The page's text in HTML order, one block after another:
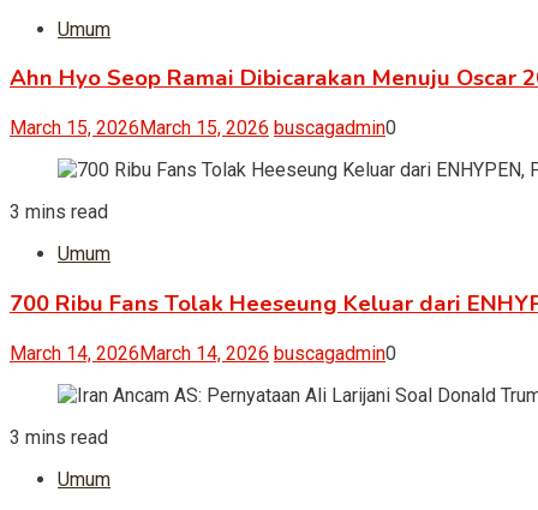
Umum
Ahn Hyo Seop Ramai Dibicarakan Menuju Oscar
March 15, 2026March 15, 2026 buscagadmin0
3 mins read
Umum
700 Ribu Fans Tolak Heeseung Keluar dari
March 14, 2026March 14, 2026 buscagadmin0
3 mins read
Umum